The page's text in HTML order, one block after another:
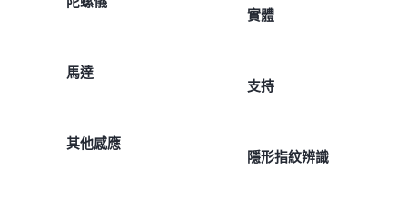
實體
馬達
支持
其他感應
隱形指紋辨識